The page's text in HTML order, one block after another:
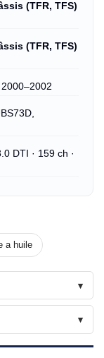
(TFR, TFS)
(TFR, TFS)
DTI · 159 ch ·
a huile